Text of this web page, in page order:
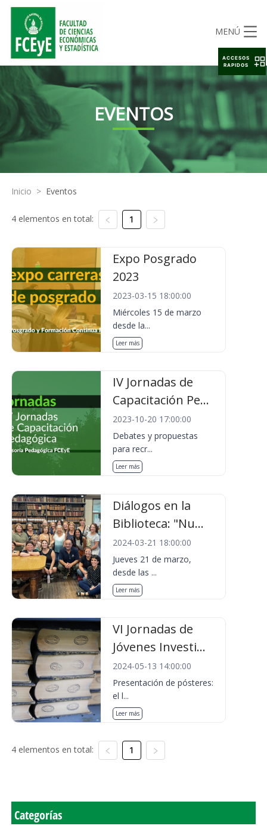
MENÚ
EVENTOS
Inicio > Eventos
4 elementos en total: 1
Expo Posgrado
2023
2023-03-15 18:00:00
Miércoles 15 de marzo
desde la...
Leer más
IV Jornadas de
Capacitación Pe...
2023-10-20 17:00:00
Debates y propuestas
para recr...
Leer más
Diálogos en la
Biblioteca: "Nu...
2024-03-21 18:00:00
Jueves 21 de marzo,
desde las ...
Leer más
VI Jornadas de
Jóvenes Investi...
2024-05-13 14:00:00
Presentación de pósteres:
el l...
Leer más
4 elementos en total: 1
Categorías
ACCESOS
RAPIDOS